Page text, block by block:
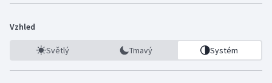
Vzhled
Světlý Tmavý Systém